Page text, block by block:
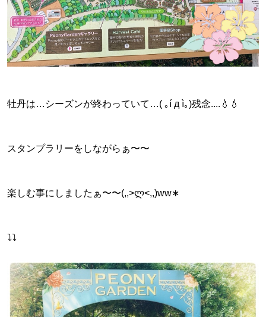
牡丹は…シーズンが終わっていて…( ｡í д ì｡)残念....💧💧
スタンプラリーをしながらぁ〜〜
楽しむ事にしましたぁ〜〜(,,>ლ<,,)ww∗
⤵︎⤵︎